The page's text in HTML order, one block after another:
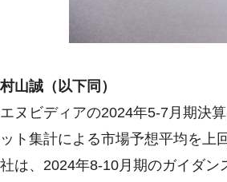
村山誠（以下同）
エヌビディアの2024年5-7月期決
ット集計による市場予想平均を上
社は、2024年8-10月期のガイダ